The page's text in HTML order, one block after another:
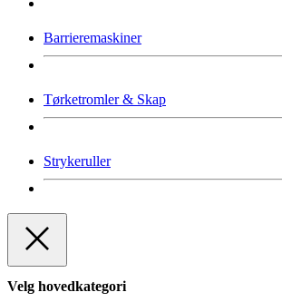
Barrieremaskiner
Tørketromler & Skap
Strykeruller
Velg hovedkategori